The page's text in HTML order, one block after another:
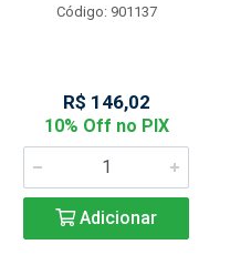
Código: 901137
R$ 146,02
10% Off no PIX
Adicionar